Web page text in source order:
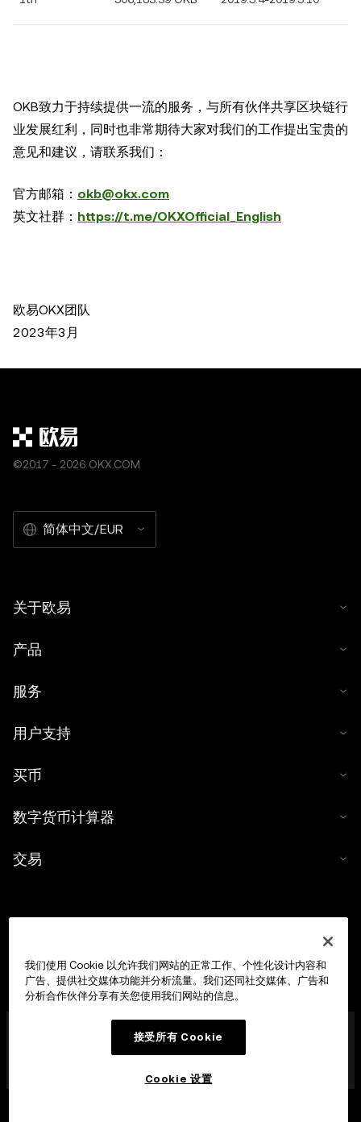
OKB致力于持续提供一流的服务，与所有伙伴共享区块链行
业发展红利，同时也非常期待大家对我们的工作提出宝贵的
意见和建议，请联系我们：
官方邮箱： okb@okx.com
英文社群： https://t.me/OKXOfficial_English
欧易OKX团队
2023年3月
©2017 - 2026 OKX.COM
简体中文/EUR
关于欧易
产品
服务
用户支持
买币
数字货币计算器
交易
(MFSA) 依据《数字货币资产市场法案》(马耳他法律第 647
章) 第 28 条授权成立的数字货币资产服务提供商 (CASP)，
获准开展数字货币资产交易平台业务。
我们使用 Cookie 以允许我们网站的正常工作、个性化设计内容和
广告、提供社交媒体功能并分析流量。我们还同社交媒体、广告和
分析合作伙伴分享有关您使用我们网站的信息。
接受所有 Cookie
Cookie 设置